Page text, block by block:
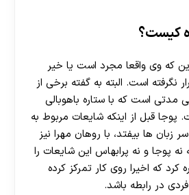
کیست؟
که وی واقعا مجرد است یا خیر
نگرفته است. البته به گفته برخی از
مدتی است که با ستاره باهوبالی
پوجا قبل از اینکه شایعات مربوط به
زبان ها بیفتد، با روهان مهرا نیز
نه پوجا و نه پرابهاس این شایعات را
کرد که اخیرا روی کار تمرکز کرده
در رابطه باشد.